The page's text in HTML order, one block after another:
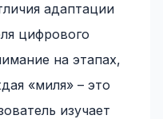
адаптации
цифрового
на этапах,
«миля» – это
изучает